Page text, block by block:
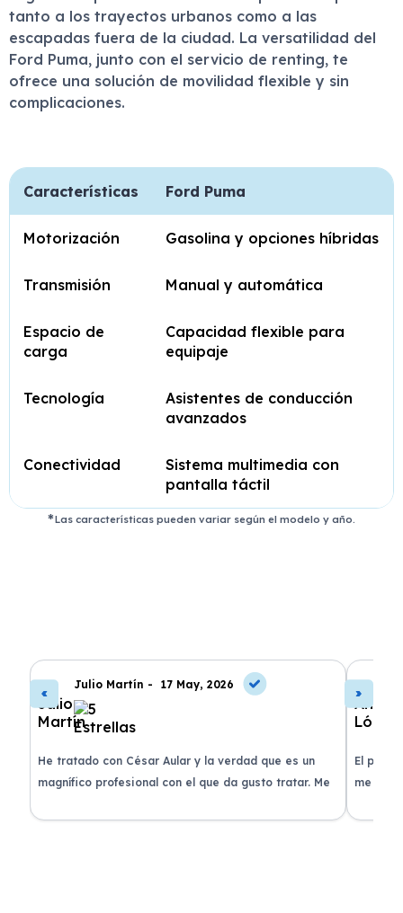
tanto a los trayectos urbanos como a las
escapadas fuera de la ciudad. La versatilidad del
Ford Puma, junto con el servicio de renting, te
ofrece una solución de movilidad flexible y sin
complicaciones.
Características Ford Puma
Motorización Gasolina y opciones híbridas
Transmisión Manual y automática
Espacio de
carga
Capacidad flexible para
equipaje
Tecnología
Asistentes de conducción
avanzados
Conectividad
Sistema multimedia con
pantalla táctil
Las características pueden variar según el modelo y año.
Julio Martín - 17 May, 2026
He tratado con César Aular y la verdad que es un
magnífico profesional con el que da gusto tratar. Me
El
me